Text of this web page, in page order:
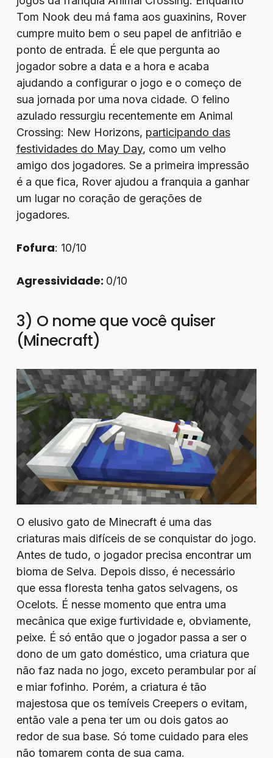
Tom Nook deu má fama aos guaxinins, Rover
cumpre muito bem o seu papel de anfitrião e
ponto de entrada. É ele que pergunta ao
jogador sobre a data e a hora e acaba
ajudando a configurar o jogo e o começo de
sua jornada por uma nova cidade. O felino
azulado ressurgiu recentemente em Animal
Crossing: New Horizons, participando das
festividades do May Day, como um velho
amigo dos jogadores. Se a primeira impressão
é a que fica, Rover ajudou a franquia a ganhar
um lugar no coração de gerações de
jogadores.
Fofura: 10/10
Agressividade: 0/10
3) O nome que você quiser
(Minecraft)
O elusivo gato de Minecraft é uma das
criaturas mais difíceis de se conquistar do jogo.
Antes de tudo, o jogador precisa encontrar um
bioma de Selva. Depois disso, é necessário
que essa floresta tenha gatos selvagens, os
Ocelots. É nesse momento que entra uma
mecânica que exige furtividade e, obviamente,
peixe. É só então que o jogador passa a ser o
dono de um gato doméstico, uma criatura que
não faz nada no jogo, exceto perambular por aí
e miar fofinho. Porém, a criatura é tão
majestosa que os temíveis Creepers o evitam,
então vale a pena ter um ou dois gatos ao
redor de sua base. Só tome cuidado para eles
não tomarem conta de sua cama.